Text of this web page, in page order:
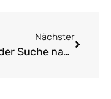
Nächster
Auf der Suche nach linker Kritik an der Bildungspolitik